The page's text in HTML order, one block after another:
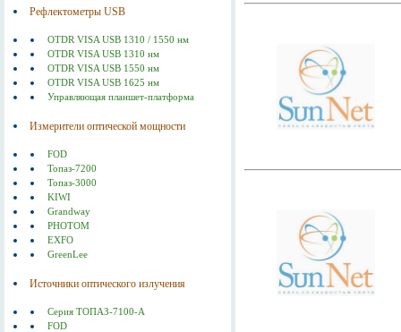
Рефлектометры USB
OTDR VISA USB 1310 / 1550 нм
OTDR VISA USB 1310 нм
OTDR VISA USB 1550 нм
OTDR VISA USB 1625 нм
Управляющая планшет-платформа
Измерители оптической мощности
FOD
Топаз-7200
Топаз-3000
KIWI
Grandway
PHOTOM
EXFO
GreenLee
Источники оптического излучения
Серия ТОПАЗ-7100-А
FOD